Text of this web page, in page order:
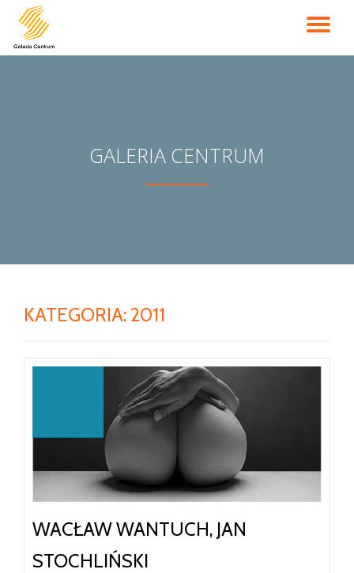
Przejdź
do
GALERIA CENTRUM
KATEGORIA: 2011
WACŁAW WANTUCH, JAN
STOCHLIŃSKI